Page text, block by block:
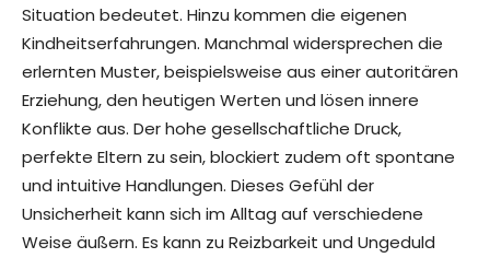
Situation bedeutet. Hinzu kommen die eigenen
Kindheitserfahrungen. Manchmal widersprechen die
erlernten Muster, beispielsweise aus einer autoritären
Erziehung, den heutigen Werten und lösen innere
Konflikte aus. Der hohe gesellschaftliche Druck,
perfekte Eltern zu sein, blockiert zudem oft spontane
und intuitive Handlungen. Dieses Gefühl der
Unsicherheit kann sich im Alltag auf verschiedene
Weise äußern. Es kann zu Reizbarkeit und Ungeduld